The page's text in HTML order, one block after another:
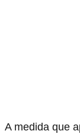
A medida que